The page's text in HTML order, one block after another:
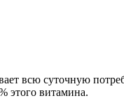
всю суточную
этого витамина.